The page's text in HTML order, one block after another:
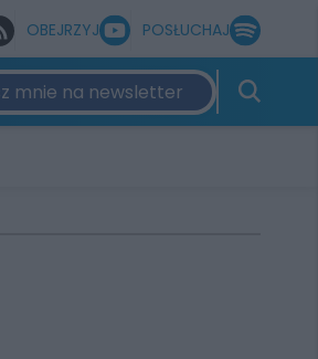
OBEJRZYJ POSŁUCHAJ
mnie na newsletter